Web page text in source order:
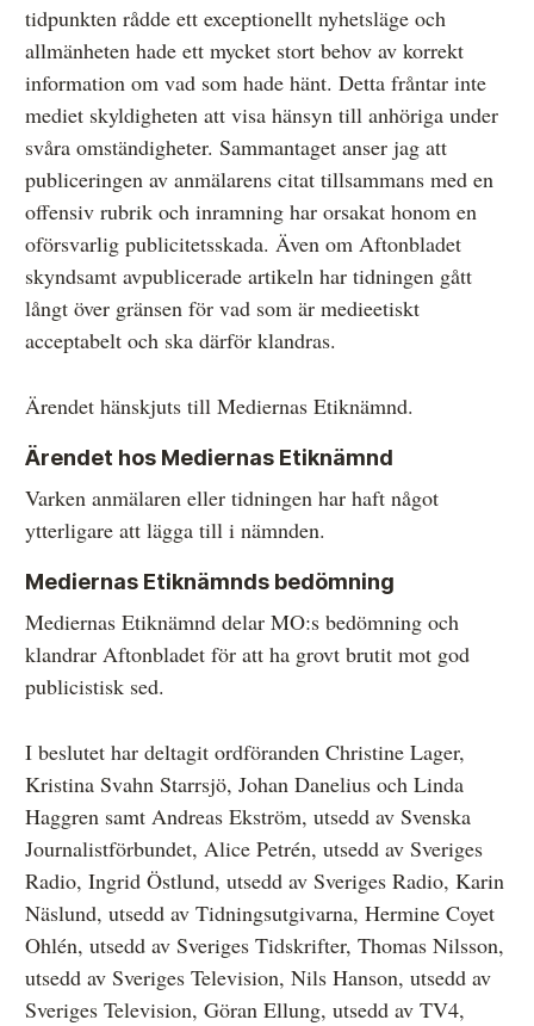
tidpunkten rådde ett exceptionellt nyhetsläge och
allmänheten hade ett mycket stort behov av korrekt
information om vad som hade hänt. Detta fråntar inte
mediet skyldigheten att visa hänsyn till anhöriga under
svåra omständigheter. Sammantaget anser jag att
publiceringen av anmälarens citat tillsammans med en
offensiv rubrik och inramning har orsakat honom en
oförsvarlig publicitetsskada. Även om Aftonbladet
skyndsamt avpublicerade artikeln har tidningen gått
långt över gränsen för vad som är medieetiskt
acceptabelt och ska därför klandras.
Ärendet hänskjuts till Mediernas Etiknämnd.
Ärendet hos Mediernas Etiknämnd
Varken anmälaren eller tidningen har haft något
ytterligare att lägga till i nämnden.
Mediernas Etiknämnds bedömning
Mediernas Etiknämnd delar MO:s bedömning och
klandrar Aftonbladet för att ha grovt brutit mot god
publicistisk sed.
I beslutet har deltagit ordföranden Christine Lager,
Kristina Svahn Starrsjö, Johan Danelius och Linda
Haggren samt Andreas Ekström, utsedd av Svenska
Journalistförbundet, Alice Petrén, utsedd av Sveriges
Radio, Ingrid Östlund, utsedd av Sveriges Radio, Karin
Näslund, utsedd av Tidningsutgivarna, Hermine Coyet
Ohlén, utsedd av Sveriges Tidskrifter, Thomas Nilsson,
utsedd av Sveriges Television, Nils Hanson, utsedd av
Sveriges Television, Göran Ellung, utsedd av TV4,